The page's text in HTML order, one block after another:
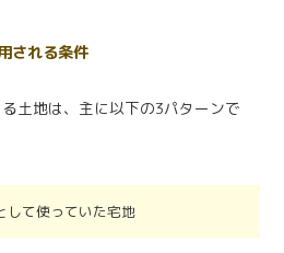
される条件
土地は、主に以下の3パターンで
して使っていた宅地